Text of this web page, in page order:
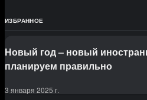
ИЗБРАННОЕ
Новый год – новый
планируем правильно
3 января 2025 г.